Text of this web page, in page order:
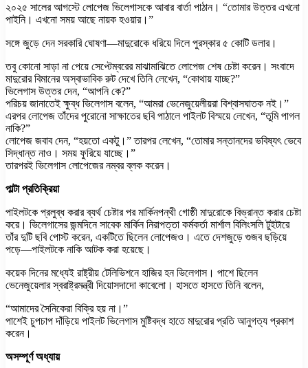
২০২৫ সালের আগস্টে লোপেজ ভিলেগাসকে আবার বার্তা পাঠান। “তোমার উত্তর এখনো
পাইনি। এখনো সময় আছে নায়ক হওয়ার।”
সঙ্গে জুড়ে দেন সরকারি ঘোষণা—মাদুরোকে ধরিয়ে দিলে পুরস্কার ৫ কোটি ডলার।
তবু কোনো সাড়া না পেয়ে সেপ্টেম্বরের মাঝামাঝিতে লোপেজ শেষ চেষ্টা করেন। সংবাদে
মাদুরোর বিমানের অস্বাভাবিক রুট দেখে তিনি লেখেন, “কোথায় যাচ্ছ?”
ভিলেগাস উত্তর দেন, “আপনি কে?”
পরিচয় জানাতেই ক্ষুব্ধ ভিলেগাস বলেন, “আমরা ভেনেজুয়েলীয়রা বিশ্বাসঘাতক নই।”
এরপর লোপেজ তাঁদের পুরোনো সাক্ষাতের ছবি পাঠালে পাইলট বিস্ময়ে লেখেন, “তুমি পাগল
নাকি?”
লোপেজ জবাব দেন, “হয়তো একটু।” তারপর লেখেন, “তোমার সন্তানদের ভবিষ্যৎ ভেবে
সিদ্ধান্ত নাও। সময় ফুরিয়ে যাচ্ছে।”
তারপরই ভিলেগাস লোপেজের নম্বর ব্লক করেন।
পাল্টা প্রতিক্রিয়া
পাইলটকে প্রলুব্ধ করার ব্যর্থ চেষ্টার পর মার্কিনপন্থী গোষ্ঠী মাদুরোকে বিভ্রান্ত করার চেষ্টা
করে। ভিলেগাসের জন্মদিনে সাবেক মার্কিন নিরাপত্তা কর্মকর্তা মার্শাল বিলিংসলি টুইটারে
তাঁর দুটি ছবি পোস্ট করেন, একটিতে ছিলেন লোপেজও। এতে দেশজুড়ে গুজব ছড়িয়ে
পড়ে—পাইলটকে নাকি আটক করা হয়েছে।
কয়েক দিনের মধ্যেই রাষ্ট্রীয় টেলিভিশনে হাজির হন ভিলেগাস। পাশে ছিলেন
ভেনেজুয়েলার স্বরাষ্ট্রমন্ত্রী দিয়োসদাদো কাবেলো। হাসতে হাসতে তিনি বলেন,
“আমাদের সৈনিকেরা বিক্রি হয় না।”
পাশেই চুপচাপ দাঁড়িয়ে পাইলট ভিলেগাস মুষ্টিবদ্ধ হাতে মাদুরোর প্রতি আনুগত্য প্রকাশ
করেন।
অসম্পূর্ণ অধ্যায়